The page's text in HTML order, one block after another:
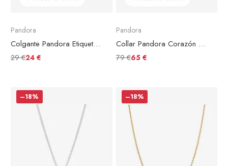
Pandora
Colgante Pandora Etiqueta Rectangular Para Grabar
29 €24 €
Pandora
Collar Pandora Corazón en Relieve
79 €65 €
–18% –18%